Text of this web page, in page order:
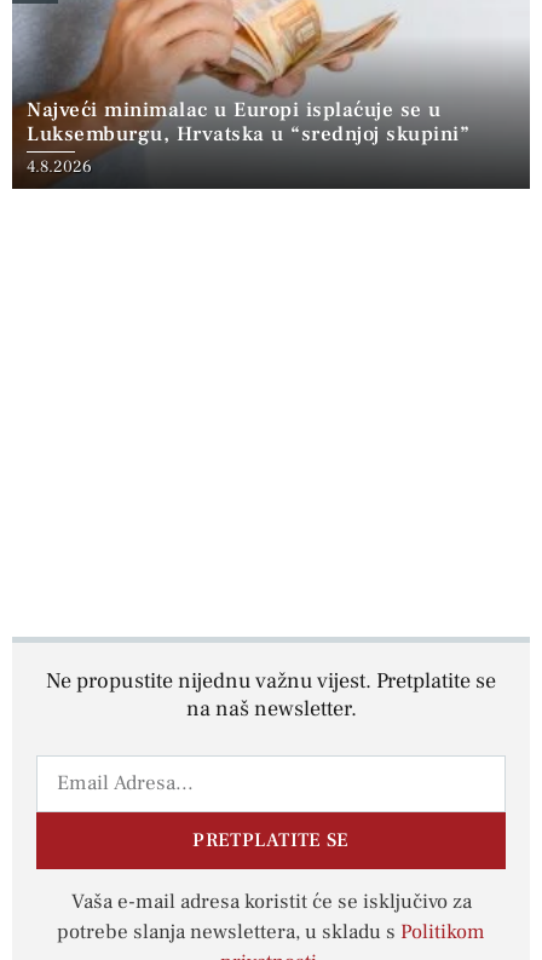
Najveći minimalac u Europi isplaćuje se u
Luksemburgu, Hrvatska u “srednjoj skupini”
4.8.2026
Ne propustite nijednu važnu vijest. Pretplatite se
na naš newsletter.
PRETPLATITE SE
Vaša e-mail adresa koristit će se isključivo za
potrebe slanja newslettera, u skladu s Politikom